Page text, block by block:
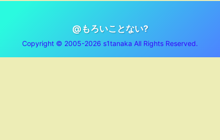
@もろいことない?
Copyright © 2005-2026 s1tanaka All Rights Reserved.